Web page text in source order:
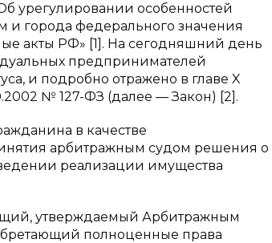
урегулировании особенностей
и города федерального значения
акты РФ» [1]. На сегодняшний день
предпринимателей
и подробно отражено в главе X
№ 127-ФЗ (далее — Закон) [2].
в качестве
арбитражным судом решения о
реализации имущества
утверждаемый Арбитражным
полноценные права